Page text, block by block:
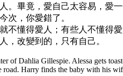
。畢竟，愛自己太容易，愛
次，你愛錯了。
不懂得愛人；有些人不懂得
，改變到的，只有自己。
of Dahlia Gillespie. Alessa gets
road. Harry finds the baby with his